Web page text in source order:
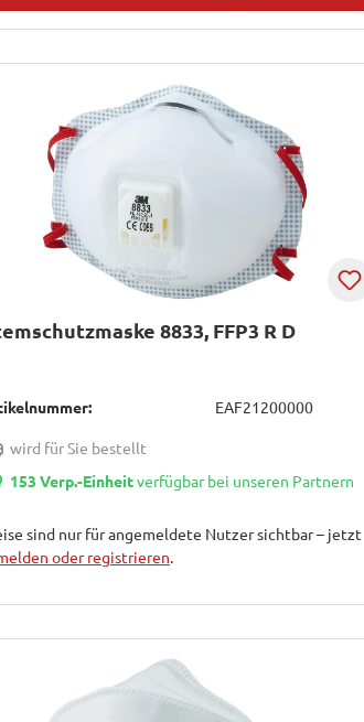
8833, FFP3 R D
EAF21200000
wird für Sie bestellt
153 Verp.-Einheitverfügbar bei unseren Partnern
sind nur für angemeldete Nutzer sichtbar – jetzt
oder registrieren.